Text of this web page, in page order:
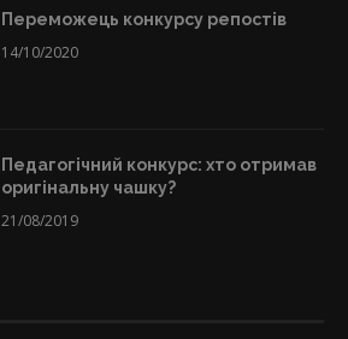
Переможець конкурсу репостів
14/10/2020
Педагогічний конкурс: хто отримав
оригінальну чашку?
21/08/2019